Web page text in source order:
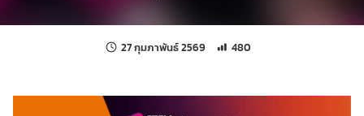
27 กุมภาพันธ์ 2569 แก้ไขล่าสุดเมื่อ:
จำนวนการเข้าชม 480 ครั้ง
480